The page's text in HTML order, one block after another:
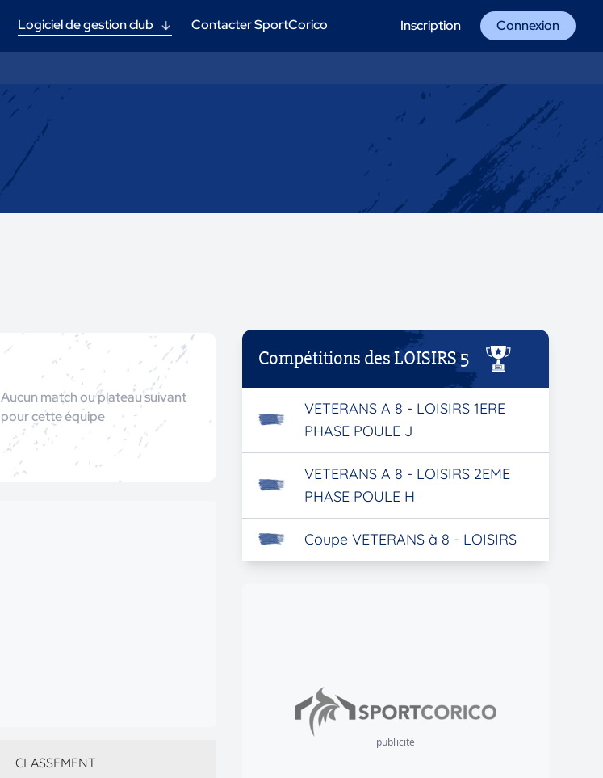
Logiciel de gestion club Contacter SportCorico Inscription Connexion
Aucun match ou plateau suivant
pour cette équipe
CLASSEMENT
Compétitions des LOISIRS 5
VETERANS A 8 - LOISIRS 1ERE
PHASE POULE J
VETERANS A 8 - LOISIRS 2EME
PHASE POULE H
Coupe VETERANS à 8 - LOISIRS
publicité